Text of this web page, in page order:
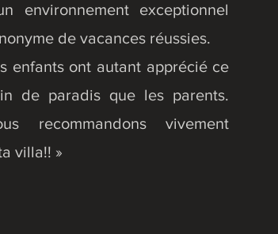
environnement exceptionnel
de vacances réussies.
enfants ont autant apprécié ce
de paradis que les parents.
recommandons vivement
villa!! »